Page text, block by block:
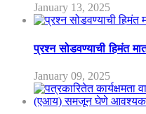
January 13, 2025
प्रश्न सोडवण्याची हिमंत
January 09, 2025